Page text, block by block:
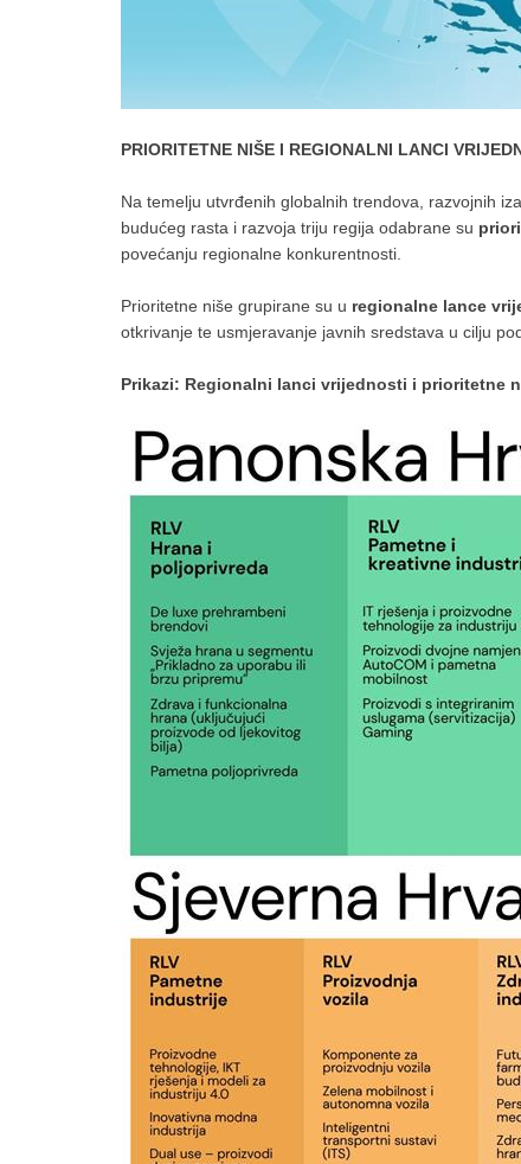
PRIORITETNE NIŠE I REGIONALNI LANCI
Na temelju utvrđenih globalnih trendova, razvojnih
budućeg rasta i razvoja triju regija odabrane su
povećanju regionalne konkurentnosti.
Prioritetne niše grupirane su u regionalne lance
otkrivanje te usmjeravanje javnih sredstava u cilju
Prikazi: Regionalni lanci vrijednosti i prioritetne